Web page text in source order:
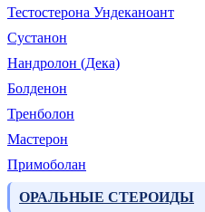
Тестостерона Ундеканоант
Сустанон
Нандролон (Дека)
Болденон
Тренболон
Мастерон
Примоболан
ОРАЛЬНЫЕ СТЕРОИДЫ